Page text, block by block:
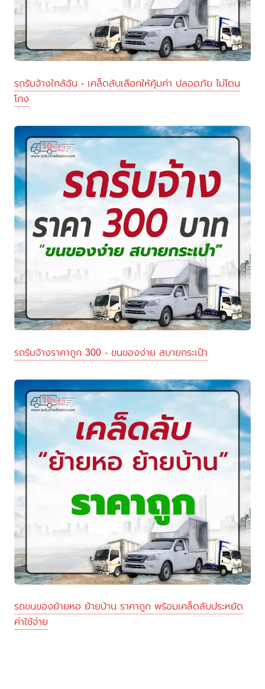
รถรับจ้างใกล้ฉัน - เคล็ดลับเลือกให้คุ้มค่า ปลอดภัย ไม่โดน
โกง
รถรับจ้างราคาถูก 300 - ขนของง่าย สบายกระเป๋า
รถขนของย้ายหอ ย้ายบ้าน ราคาถูก พร้อมเคล็ดลับประหยัด
ค่าใช้จ่าย